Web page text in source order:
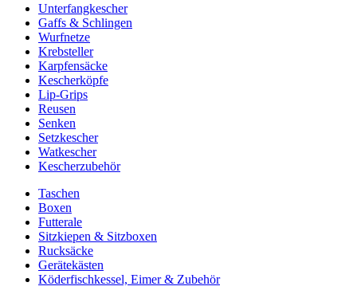
Unterfangkescher
Gaffs & Schlingen
Wurfnetze
Krebsteller
Karpfensäcke
Kescherköpfe
Lip-Grips
Reusen
Senken
Setzkescher
Watkescher
Kescherzubehör
Taschen
Boxen
Futterale
Sitzkiepen & Sitzboxen
Rucksäcke
Gerätekästen
Köderfischkessel, Eimer & Zubehör